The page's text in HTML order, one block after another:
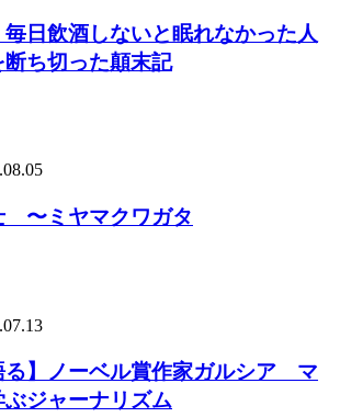
毎日飲酒しないと眠れなかった人
断ち切った顛末記
〜ミヤマクワガタ
る】ノーベル賞作家ガルシア゠マ
ジャーナリズム